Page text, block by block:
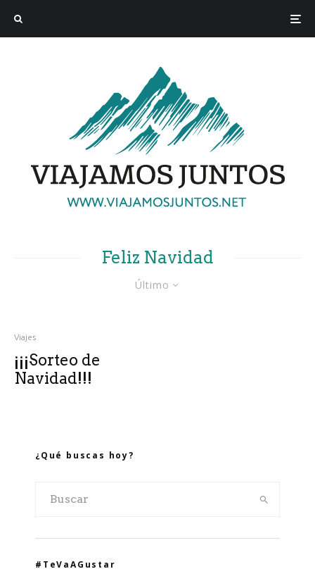
Feliz Navidad
Último
Viajes
¡¡¡Sorteo de
Navidad!!!
¿Qué buscas hoy?
#TeVaAGustar